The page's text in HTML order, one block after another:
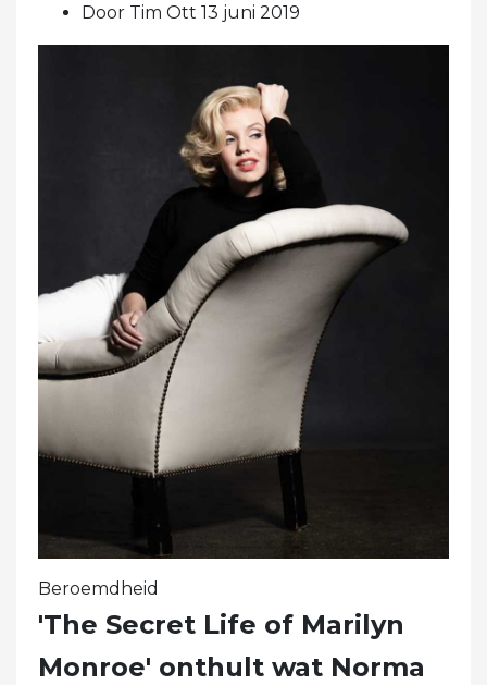
Door Tim Ott 13 juni 2019
Beroemdheid
'The Secret Life of Marilyn
Monroe' onthult wat Norma